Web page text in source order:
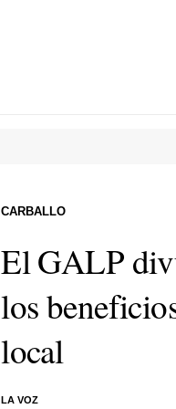
El GALP
los
local
LA VOZ
CARBALLO